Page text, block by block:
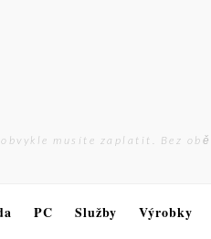
musíte zaplatit. Bez
PC Služby Výrobky